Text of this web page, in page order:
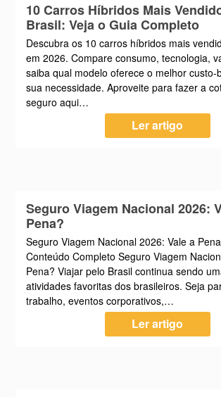
10 Carros Híbridos Mais
Brasil: Veja o Guia Completo
Descubra os 10 carros híbridos mais
em 2026. Compare consumo, tecnologia,
saiba qual modelo oferece o melhor
sua necessidade. Aproveite para fazer a
seguro aqui…
Ler artigo
Seguro Viagem Nacional 2026:
Pena?
Seguro Viagem Nacional 2026: Vale a
Conteúdo Completo Seguro Viagem
Pena? Viajar pelo Brasil continua sendo
atividades favoritas dos brasileiros. Seja
trabalho, eventos corporativos,…
Ler artigo